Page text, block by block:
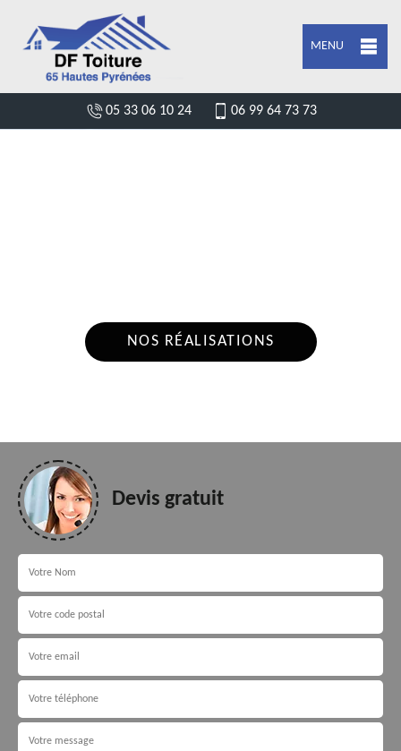
MENU
05 33 06 10 24 06 99 64 73 73
NOS RÉALISATIONS
Devis gratuit